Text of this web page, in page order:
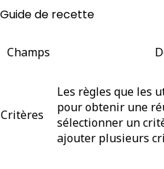
Guide de recette
Champs
Critères
Les règles que les
pour obtenir une
sélectionner un
ajouter plusieurs